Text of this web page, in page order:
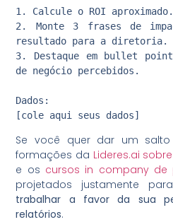
1. Calcule o ROI aproximado.
2. Monte 3 frases de
resultado para a diretoria.
3. Destaque em bullet
de negócio percebidos.
Dados:
Se você quer dar um
formações da Lideres.ai
e os cursos in company de
projetados justamente
trabalhar a favor da sua
relatórios.